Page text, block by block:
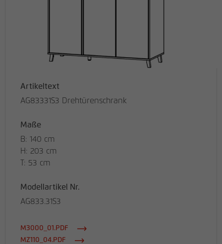
Artikeltext
AG83331S3 Drehtürenschrank
Maße
B: 140 cm
H: 203 cm
T: 53 cm
Modellartikel Nr.
AG833.31S3
M3000_01.PDF
MZ110_04.PDF